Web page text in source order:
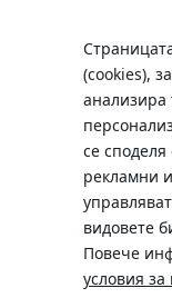
(cookies),
анализира
се
рекламни
видовете
Повече
условия за
Телефон:
0700 10 375 / *2375
Московска No.19 /
SWIFT/BIC: